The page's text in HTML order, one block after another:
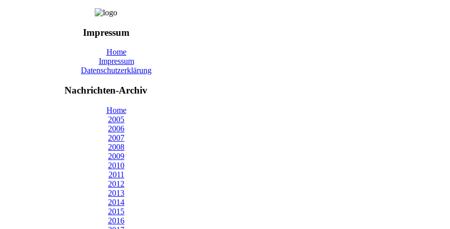
Impressum
Home
Impressum
Datenschutzerklärung
Nachrichten-Archiv
Home
2005
2006
2007
2008
2009
2010
2011
2012
2013
2014
2015
2016